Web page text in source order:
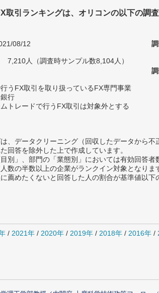
取引ランキングは、オリコンの以下の調
08/12
7,210人（調査時サンプル数8,104人）
うFX取引を取り扱っているFX専門事業
行
トレードで行うFX取引は対象外とする
、データクリーニング（回収したデータから不
回答を除外した上で作成しています。
別」、部門の「業態別」においては有効回答
数の半数以上の企業がランクイン対象となりま
薦めたくないと回答した人の割合が基準値以下
/ 2021年 / 2020年 / 2019年 / 2018年 / 2016年 /